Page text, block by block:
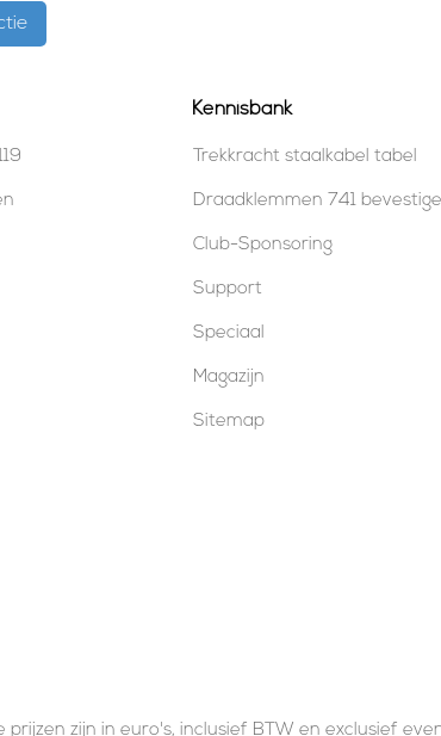
Kennisbank
Trekkracht staalkabel tabel
Draadklemmen 741
Club-Sponsoring
Support
Speciaal
Magazijn
Sitemap
zijn in euro's, inclusief BTW en exclusief